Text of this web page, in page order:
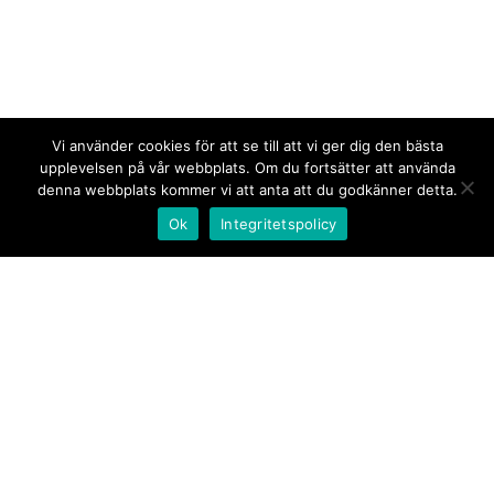
Vi använder cookies för att se till att vi ger dig den bästa
upplevelsen på vår webbplats. Om du fortsätter att använda
denna webbplats kommer vi att anta att du godkänner detta.
Ok
Integritetspolicy